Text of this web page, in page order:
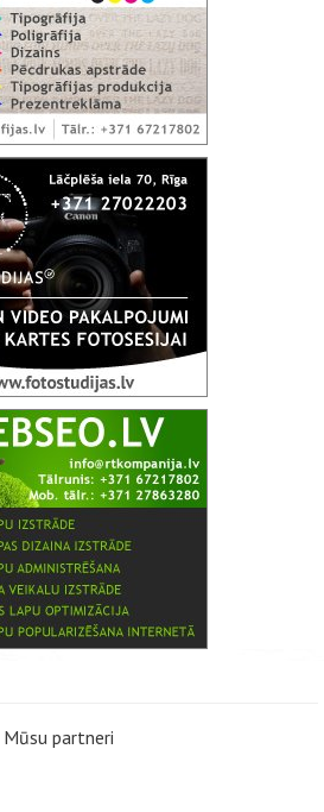
Mūsu partneri